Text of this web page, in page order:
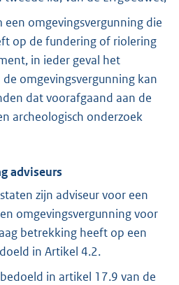
een omgevingsvergunning die
op de fundering of riolering
in ieder geval het
omgevingsvergunning kan
dat voorafgaand aan de
archeologisch onderzoek
adviseurs
zijn adviseur voor een
omgevingsvergunning voor
betrekking heeft op een
in Artikel 4.2.
in artikel 17.9 van de